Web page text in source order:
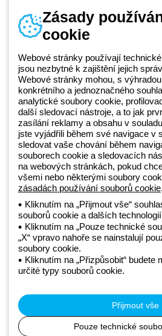
Beghelli je součástí GEWISS Group od
GEWISS LightZone, kde vyvíjíme
transformují komplexitu do
koncové zákazníky v uspokojování jejich
GEWISS
Czechia:CS
Telefonní číslo
+420 531 014 111
Zásady ochrany osobních údajů
Zásady používání souborů cookie
Obchodní podmínky
Všechny zásady
Accessibility
to the direction and coordination of
00666341201 - Registered in the
Bologna. Fully paid-up capital:
Zásady
cookie
Webové stránky používají
jsou nezbytné k zajištění jejich
Webové stránky mohou, s
konkrétního a jednoznačného
analytické soubory cookie,
další sledovací nástroje, a to jak
zasílání reklamy a obsahu v
jste vyjádřili během své navigace v
sledovat vaše chování během
souborech cookie a sledovacích
na webových stránkách, pokud
všemi nebo některými soubory
zásadách používání souborů cookie
Kliknutím na „Přijmout vše“
souborů cookie a dalších
Kliknutím na „Pouze technické
„X“ vpravo nahoře se nainstalují
soubory cookie.
Kliknutím na „Přizpůsobit“ budete
určité typy souborů cookie.
Přijmout vše
Pouze technické